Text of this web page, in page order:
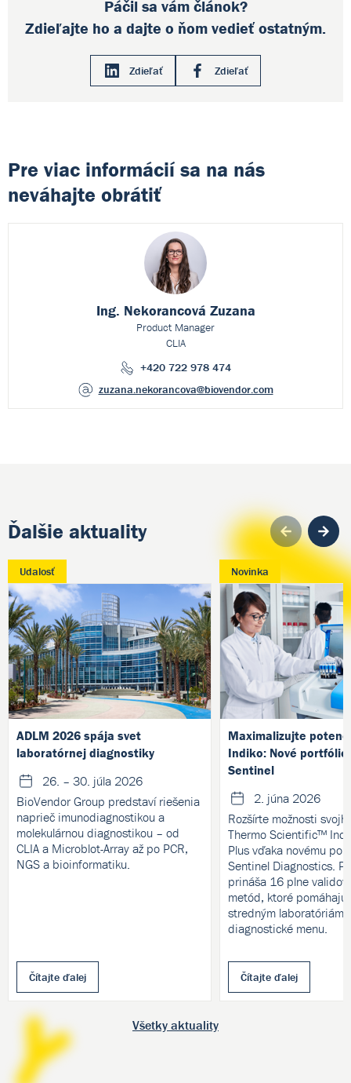
Páčil sa vám článok?
Zdieľajte ho a dajte o ňom vedieť ostatným.
Zdieľať Zdieľať
Pre viac informácií sa na nás
neváhajte obrátiť
Ing. Nekorancová Zuzana
Product Manager
CLIA
+420 722 978 474
zuzana.nekorancova@biovendor.com
Ďalšie aktuality
Udalosť
ADLM 2026 spája svet
laboratórnej diagnostiky
26. – 30. júla 2026
BioVendor Group predstaví riešenia
naprieč imunodiagnostikou a
molekulárnou diagnostikou – od
CLIA a Microblot-Array až po PCR,
NGS a bioinformatiku.
Čítajte ďalej
Novinka
Maximalizujte
Indiko: Nové
Sentinel
2. júna 2026
Rozšírte možnosti
Thermo Scientific™
Plus vďaka novému
Sentinel Diagnostics.
prináša 16 plne
metód, ktoré pomáhajú
stredným laboratóriám
diagnostické menu.
Čítajte ďalej
Všetky aktuality